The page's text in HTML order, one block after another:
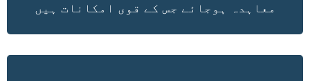
معاہدہ ہوجائے جس کے قوی امکانات ہیں